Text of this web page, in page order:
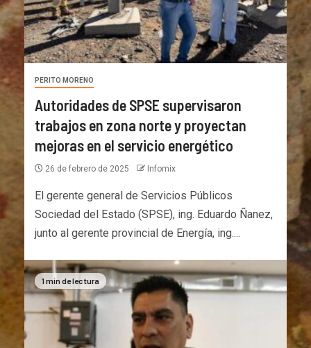
PERITO MORENO
Autoridades de SPSE supervisaron
trabajos en zona norte y proyectan
mejoras en el servicio energético
26 de febrero de 2025 Infomix
El gerente general de Servicios Públicos
Sociedad del Estado (SPSE), ing. Eduardo Ñanez,
junto al gerente provincial de Energía, ing....
1 min de lectura